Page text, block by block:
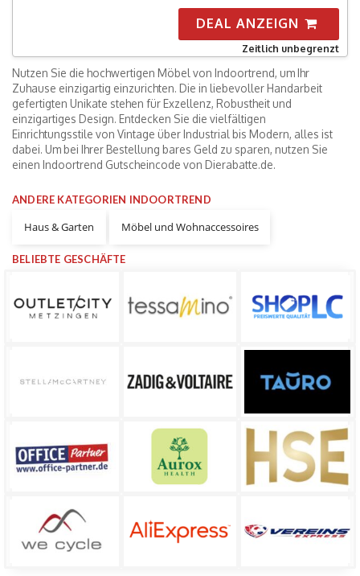
DEAL ANZEIGN
Zeitlich unbegrenzt
Nutzen Sie die hochwertigen Möbel von Indoortrend, um Ihr
Zuhause einzigartig einzurichten. Die in liebevoller Handarbeit
gefertigten Unikate stehen für Exzellenz, Robustheit und
einzigartiges Design. Entdecken Sie die vielfältigen
Einrichtungsstile von Vintage über Industrial bis Modern, alles ist
dabei. Um bei Ihrer Bestellung bares Geld zu sparen, nutzen Sie
einen Indoortrend Gutscheincode von Dierabatte.de.
ANDERE KATEGORIEN INDOORTREND
Haus & Garten Möbel und Wohnaccessoires
BELIEBTE GESCHÄFTE